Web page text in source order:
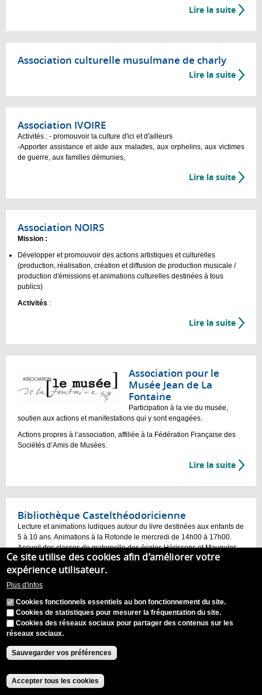
Lire la suite
Association culturelle musulmane de charly
Lire la suite
Association IVOIRE
Activités : - promouvoir la culture d'ici et d'ailleurs
-Apporter assistance et aide aux malades, aux orphelins, aux victimes
de guerre, aux familles démunies,
Lire la suite
Association NOIRS
Mission :
Développer et promouvoir des actions artistiques et culturelles
(production, réalisation, création et diffusion de production musicale /
production d'émissions et animations culturelles destinées à tous
publics)
Activités :
Lire la suite
Association pour le
Musée Jean de La
Fontaine
Participation à la vie du musée,
soutien aux actions et manifestations qui y sont engagées.
Actions propres à l’association, affiliée à la Fédération Française des
Sociétés d’Amis de Musées.
Lire la suite
Bibliothèque Castelthéodoricienne
Lecture et animations ludiques autour du livre destinées aux enfants de
5 à 10 ans. Animations à la Rotonde le mercredi de 14h00 à 17h00.
Accueil des classes de maternelle des écoles Hérissons et Mauguins
en semaine.
Bibliothèque Castelthéodoricienne
ludiques pendant et hors temps scolaire.
Ce site utilise des cookies afin d’améliorer votre
expérience utilisateur.
Plus d'infos
Cookies fonctionnels essentiels au bon fonctionnement du site.
Cookies de statistiques pour mesurer la fréquentation du site.
Cookies des réseaux sociaux pour partager des contenus sur les
réseaux sociaux.
Sauvegarder vos préférences
Accepter tous les cookies